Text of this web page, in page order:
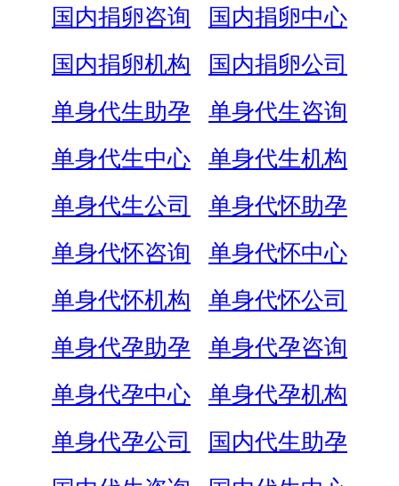
国内捐卵咨询
国内捐卵中心
国内捐卵机构
国内捐卵公司
单身代生助孕
单身代生咨询
单身代生中心
单身代生机构
单身代生公司
单身代怀助孕
单身代怀咨询
单身代怀中心
单身代怀机构
单身代怀公司
单身代孕助孕
单身代孕咨询
单身代孕中心
单身代孕机构
单身代孕公司
国内代生助孕